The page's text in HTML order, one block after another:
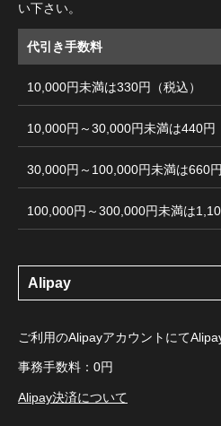
い下さい。
代引き手数料
10,000円未満は330円（税込）
10,000円～30,000円未満は440円
30,000円～100,000円未満は660円
100,000円～300,000円未満は
Alipay
ご利用のAlipayアカウントにて
事務手数料：0円
Alipay決済について